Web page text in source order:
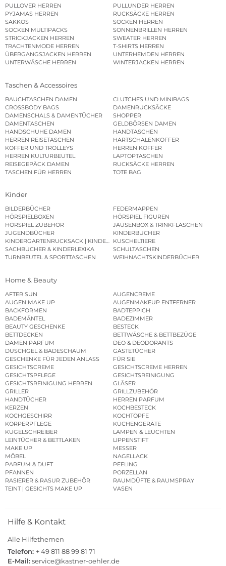
PULLOVER HERREN
PULLUNDER HERREN
PYJAMAS HERREN
RUCKSÄCKE HERREN
SAKKOS
SOCKEN HERREN
SOCKEN MULTIPACKS
SONNENBRILLEN HERREN
STRICKJACKEN HERREN
SWEATER HERREN
TRACHTENMODE HERREN
T-SHIRTS HERREN
ÜBERGANGSJACKEN HERREN
UNTERHEMDEN HERREN
UNTERWÄSCHE HERREN
WINTERJACKEN HERREN
Taschen & Accessoires
BAUCHTASCHEN DAMEN
CLUTCHES UND MINIBAGS
CROSSBODY BAGS
DAMENRUCKSÄCKE
DAMENSCHALS & DAMENTÜCHER
SHOPPER
DAMENTASCHEN
GELDBÖRSEN DAMEN
HANDSCHUHE DAMEN
HANDTASCHEN
HERREN REISETASCHEN
HARTSCHALENKOFFER
KOFFER UND TROLLEYS
HERREN KOFFER
HERREN KULTURBEUTEL
LAPTOPTASCHEN
REISEGEPÄCK DAMEN
RUCKSÄCKE HERREN
TASCHEN FÜR HERREN
TOTE BAG
Kinder
BILDERBÜCHER
FEDERMAPPEN
HÖRSPIELBOXEN
HÖRSPIEL FIGUREN
HÖRSPIEL ZUBEHÖR
JAUSENBOX & TRINKFLASCHEN
JUGENDBÜCHER
KINDERBÜCHER
KINDERGARTENRUCKSACK | KINDERGARTENBEUTEL
KUSCHELTIERE
SACHBÜCHER & KINDERLEXIKA
SCHULTASCHEN
TURNBEUTEL & SPORTTASCHEN
WEIHNACHTSKINDERBÜCHER
Home & Beauty
AFTER SUN
AUGENCREME
AUGEN MAKE UP
AUGENMAKEUP ENTFERNER
BACKFORMEN
BADTEPPICH
BADEMÄNTEL
BADEZIMMER
BEAUTY GESCHENKE
BESTECK
BETTDECKEN
BETTWÄSCHE & BETTBEZÜGE
DAMEN PARFUM
DEO & DEODORANTS
DUSCHGEL & BADESCHAUM
GÄSTETÜCHER
GESCHENKE FÜR JEDEN ANLASS
FÜR SIE
GESICHTSCREME
GESICHTSCREME HERREN
GESICHTSPFLEGE
GESICHTSREINIGUNG
GESICHTSREINIGUNG HERREN
GLÄSER
GRILLER
GRILLZUBEHÖR
HANDTÜCHER
HERREN PARFUM
KERZEN
KOCHBESTECK
KOCHGESCHIRR
KOCHTÖPFE
KÖRPERPFLEGE
KÜCHENGERÄTE
KUGELSCHREIBER
LAMPEN & LEUCHTEN
LEINTÜCHER & BETTLAKEN
LIPPENSTIFT
MAKE UP
MESSER
MÖBEL
NAGELLACK
PARFUM & DUFT
PEELING
PFANNEN
PORZELLAN
RASIERER & RASUR ZUBEHÖR
RAUMDÜFTE & RAUMSPRAY
TEINT | GESICHTS MAKE UP
VASEN
Hilfe & Kontakt
Alle Hilfethemen
Telefon: + 49 811 88 99 81 71
E-Mail:service@kastner-oehler.de